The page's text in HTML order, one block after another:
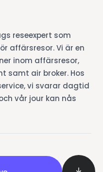
reseexpert som
affärsresor. Vi är en
inom affärsresor,
samt air broker. Hos
vi svarar dagtid
vår jour kan nås